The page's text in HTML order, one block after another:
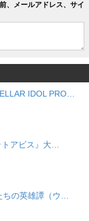
、メールアドレス、サイ
IDOL PRO…
アビス』大…
ちの英雄譚（ウ…